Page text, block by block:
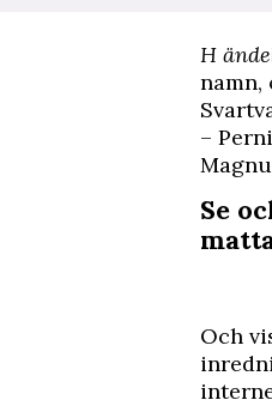
H
namn,
–
Se
Och